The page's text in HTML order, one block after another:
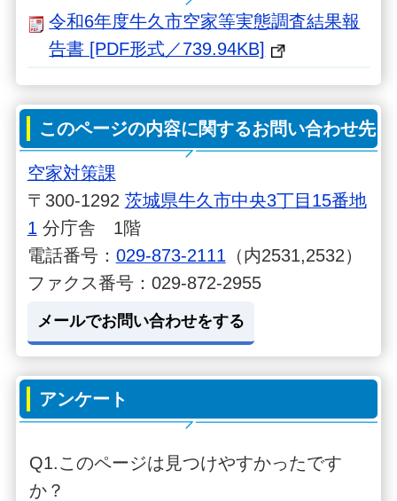
令和6年度牛久市空家等実態調査結果報
告書 [PDF形式／739.94KB]
このページの内容に関するお問い合わせ先
空家対策課
〒300-1292 茨城県牛久市中央3丁目15番地
1 分庁舎 1階
電話番号： 029-873-2111 （内2531,2532）
ファクス番号：029-872-2955
メールでお問い合わせをする
アンケート
Q1.このページは見つけやすかったです
か？